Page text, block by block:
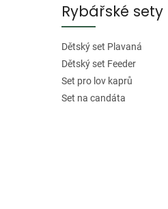
Rybářské sety
Dětský set Plavaná
Dětský set Feeder
Set pro lov kaprů
Set na candáta